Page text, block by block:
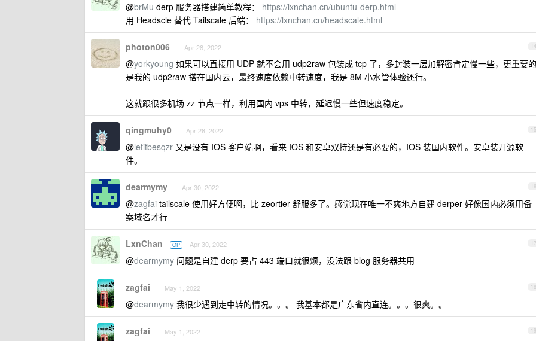
@brMu derp 服务器搭建简单教程： https://lxnchan.cn/ubuntu-derp.html
用 Headscle 替代 Tailscale 后端： https://lxnchan.cn/headscale.html
14
photon006 Apr 28, 2022
@yorkyoung 如果可以直接用 UDP 就不会用 udp2raw 包装成 tcp 了，多封装一层加解密肯定慢一些，更重要的
是我的 udp2raw 搭在国内云，最终速度依赖中转速度，我是 8M 小水管体验还行。
这就跟很多机场 zz 节点一样，利用国内 vps 中转，延迟慢一些但速度稳定。
15
qingmuhy0 Apr 28, 2022
@letitbesqzr 又是没有 IOS 客户端啊，看来 IOS 和安卓双持还是有必要的，IOS 装国内软件。安卓装开源软
件。
16
dearmymy Apr 30, 2022
@zagfai tailscale 使用好方便啊，比 zeortier 舒服多了。感觉现在唯一不爽地方自建 derper 好像国内必须用备
案域名才行
17
LxnChan OP Apr 30, 2022
@dearmymy 问题是自建 derp 要占 443 端口就很烦，没法跟 blog 服务器共用
18
zagfai May 1, 2022
@dearmymy 我很少遇到走中转的情况。。。 我基本都是广东省内直连。。。很爽。。
19
zagfai May 1, 2022